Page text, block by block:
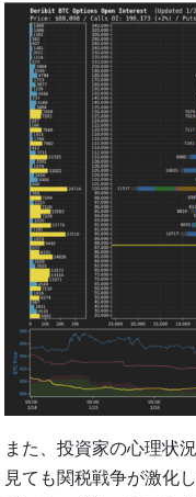
また、投資家の心理状
見ても関税戦争が激化